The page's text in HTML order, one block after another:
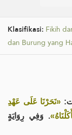
Klasifikasi: Fikih
dan Burung yang
«نَحَرْنَا عَلَى عَهْدِ
. وَفِي رِوَايَةٍ